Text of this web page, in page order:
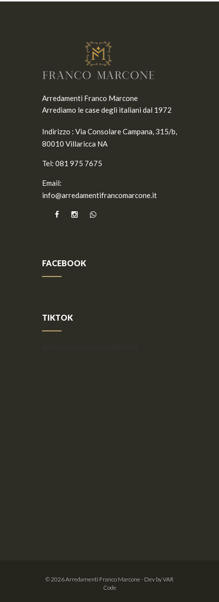
Arredamenti Franco Marcone
Arrediamo le case degli italiani dal 1972
Indirizzo : Via Consolare Campana, 315/b,
80010 Villaricca NA
Tel: 081 975 7675
Email:
info@arredamentifrancomarcone.it
FACEBOOK
TIKTOK
© 2026Arredamenti Franco Marcone- Dev byVAR
Code